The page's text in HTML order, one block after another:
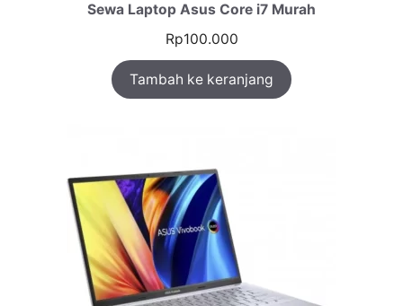
Sewa Laptop Asus Core i7 Murah
Rp100.000
Tambah ke keranjang